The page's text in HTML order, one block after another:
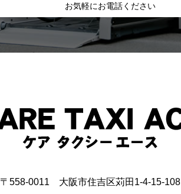
お気軽にお電話ください
〒558-0011 大阪市住吉区苅田1-4-15-108